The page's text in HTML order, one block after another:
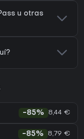
u otras
-85% 8,44 €
-85% 8,79 €